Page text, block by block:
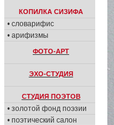
КОПИЛКА СИЗИФА
• словарифис
• арифизмы
ФОТО-АРТ
ЭХО-СТУДИЯ
СТУДИЯ ПОЭТОВ
• золотой фонд поэзии
• поэтический салон